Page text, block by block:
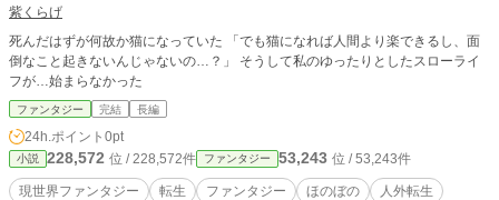
紫くらげ
死んだはずが何故か猫になっていた 「でも猫になれば人間より楽できるし、面
倒なこと起きないんじゃないの…？」 そうして私のゆったりとしたスローライ
フが…始まらなかった
ファンタジー 完結 長編
24h.ポイント 0pt
小説 228,572 位 / 228,572件 ファンタジー 53,243 位 / 53,243件
現世界ファンタジー 転生 ファンタジー ほのぼの
人外転生